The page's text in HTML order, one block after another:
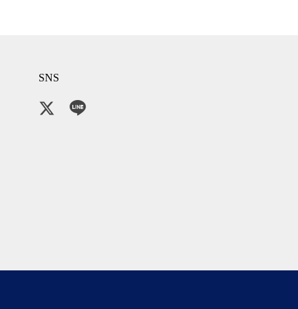
SNS